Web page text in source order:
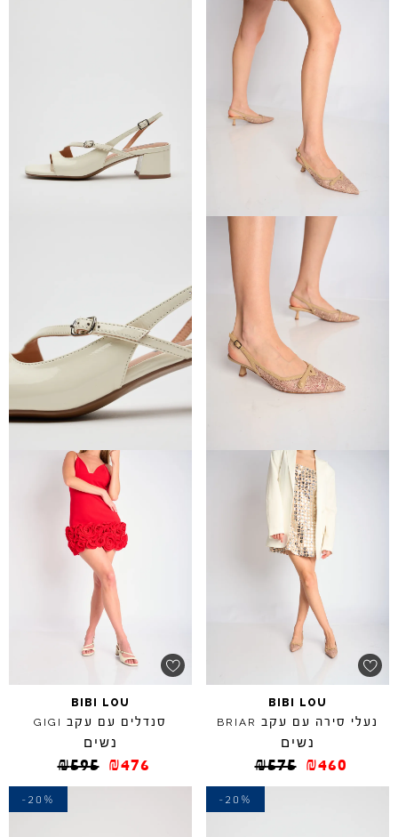
BIBI LOU
נעלי סירה עם עקב BRIAR
נשים
₪575 ₪460
BIBI LOU
סנדלים עם עקב GIGI
נשים
₪595 ₪476
-20%
-20%